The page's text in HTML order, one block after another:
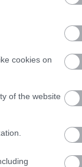
cookies on
of the website